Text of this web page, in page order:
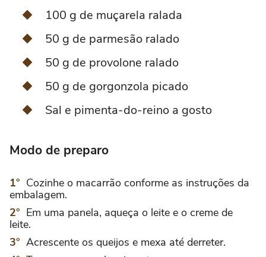
100 g de muçarela ralada
50 g de parmesão ralado
50 g de provolone ralado
50 g de gorgonzola picado
Sal e pimenta-do-reino a gosto
Modo de preparo
Cozinhe o macarrão conforme as instruções da
embalagem.
Em uma panela, aqueça o leite e o creme de
leite.
Acrescente os queijos e mexa até derreter.